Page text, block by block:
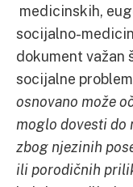
medicinskih,
socijalno-
dokument važan
socijalne
osnovano može
moglo dovesti do
zbog njezinih
ili porodičnih